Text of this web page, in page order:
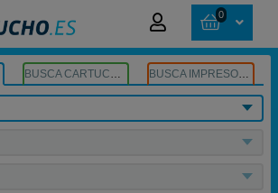
0
BUSCA CARTUCHOS BUSCA IMPRESORA